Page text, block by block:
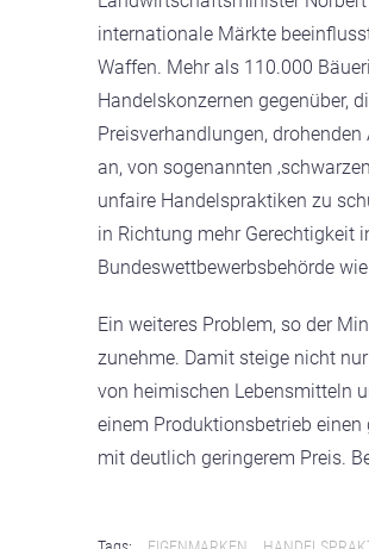
internationale Märkte
Waffen. Mehr als 110.000
Handelskonzernen gegenüber,
Preisverhandlungen,
an, von sogenannten
unfaire Handelspraktiken zu
in Richtung mehr Gerechtigkeit
Bundeswettbewerbsbehörde
Ein weiteres Problem, so der
zunehme. Damit steige nicht
von heimischen Lebensmitteln
einem Produktionsbetrieb
mit deutlich geringerem Preis.